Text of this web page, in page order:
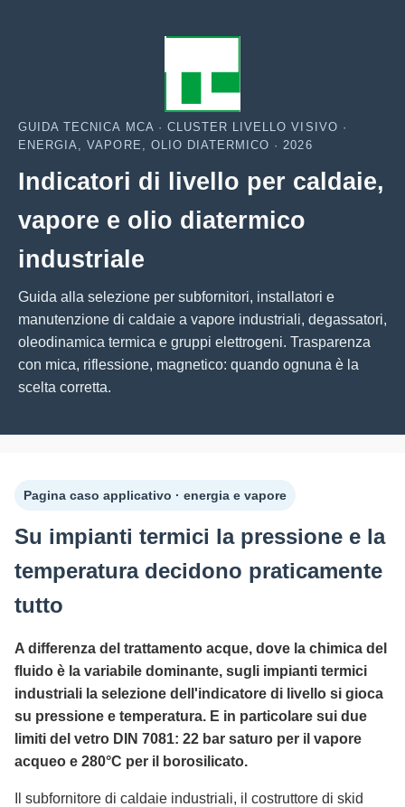
GUIDA TECNICA MCA · CLUSTER LIVELLO VISIVO ·
ENERGIA, VAPORE, OLIO DIATERMICO · 2026
Indicatori di livello per caldaie,
vapore e olio diatermico
industriale
Guida alla selezione per subfornitori, installatori e
manutenzione di caldaie a vapore industriali, degassatori,
oleodinamica termica e gruppi elettrogeni. Trasparenza
con mica, riflessione, magnetico: quando ognuna è la
scelta corretta.
Pagina caso applicativo · energia e vapore
Su impianti termici la pressione e la
temperatura decidono praticamente
tutto
A differenza del trattamento acque, dove la chimica del
fluido è la variabile dominante, sugli impianti termici
industriali la selezione dell'indicatore di livello si gioca
su pressione e temperatura. E in particolare sui due
limiti del vetro DIN 7081: 22 bar saturo per il vapore
acqueo e 280°C per il borosilicato.
Il subfornitore di caldaie industriali, il costruttore di skid